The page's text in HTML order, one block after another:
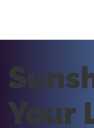
Your